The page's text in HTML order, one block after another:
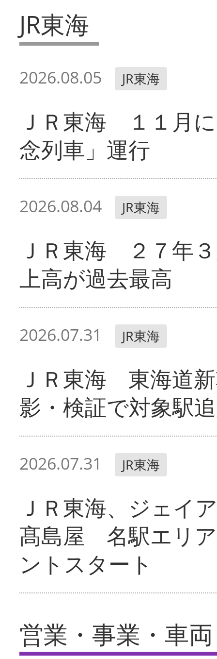
JR東海
2026.08.05 JR東海
ＪＲ東海 １１月
念列車」運行
2026.08.04 JR東海
ＪＲ東海 ２７年
上高が過去最高
2026.07.31 JR東海
ＪＲ東海 東海道
影・検証で対象駅
2026.07.31 JR東海
ＪＲ東海、ジェイ
髙島屋 名駅エリ
ントスタート
営業・事業・車両